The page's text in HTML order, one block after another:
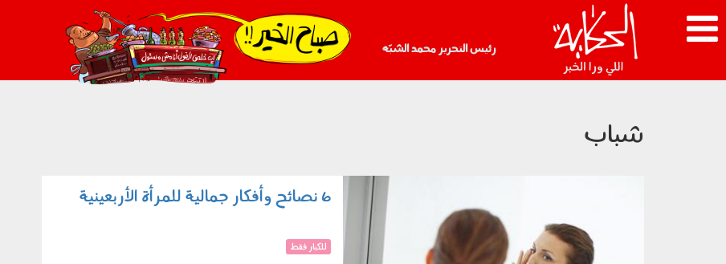
رئيس التحرير محمد الشبّه
021_2.png
شباب
6 نصائح وأفكار جمالية للمرأة الأربعينية
للكبار فقط